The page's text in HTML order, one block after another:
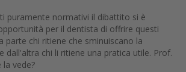
puramente normativi il dibattito si è
per il dentista di offrire questi
parte chi ritiene che sminuiscano la
dall'altra chi li ritiene una pratica utile. Prof.
la vede?